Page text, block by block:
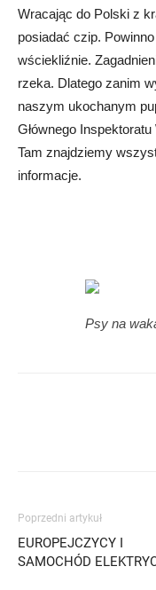
Wracając do Polski z
posiadać czip.
wściekliźnie.
rzeka. Dlatego zanim
naszym ukochanym
Głównego
Tam znajdziemy
informacje.
Psy na
Poprzedni artykuł
EUROPEJCZYCY I
SAMOCHÓD